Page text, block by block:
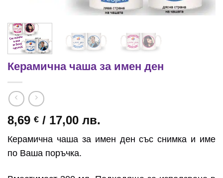
Керамична чаша за имен ден
8,69 € / 17,00 лв.
Керамична чаша за имен ден със снимка и име
по Ваша поръчка.